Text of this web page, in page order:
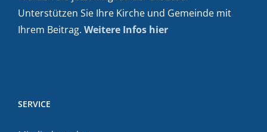
Unterstützen Sie Ihre Kirche und Gemeinde mit
Ihrem Beitrag. Weitere Infos hier
SERVICE